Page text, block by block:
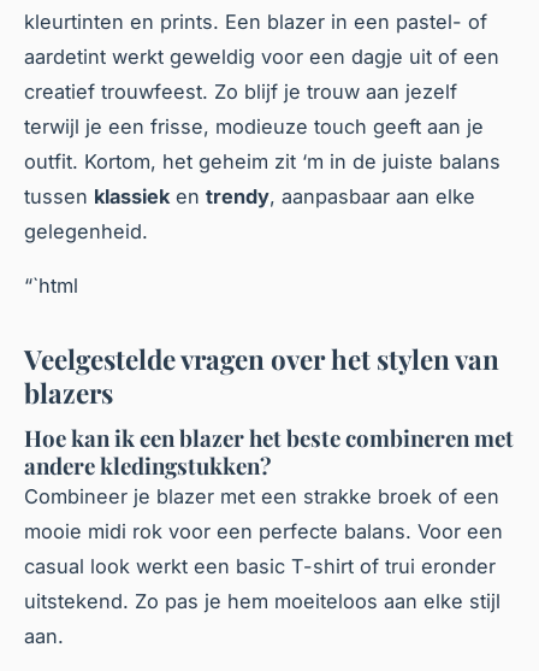
kleurtinten en prints. Een blazer in een pastel- of
aardetint werkt geweldig voor een dagje uit of een
creatief trouwfeest. Zo blijf je trouw aan jezelf
terwijl je een frisse, modieuze touch geeft aan je
outfit. Kortom, het geheim zit ‘m in de juiste balans
tussen klassiek en trendy, aanpasbaar aan elke
gelegenheid.
“`html
Veelgestelde vragen over het stylen van
blazers
Hoe kan ik een blazer het beste combineren met
andere kledingstukken?
Combineer je blazer met een strakke broek of een
mooie midi rok voor een perfecte balans. Voor een
casual look werkt een basic T-shirt of trui eronder
uitstekend. Zo pas je hem moeiteloos aan elke stijl
aan.